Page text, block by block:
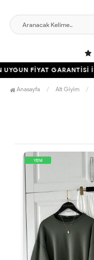
FİYAT GARANTİSİ
Anasayfa Alt Giyim